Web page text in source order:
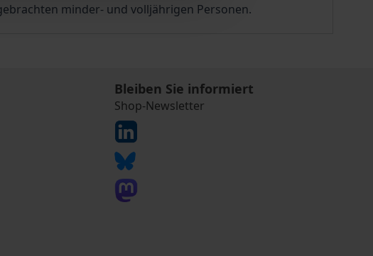
minder- und volljährigen Personen.
Bleiben Sie informiert
Shop-Newsletter